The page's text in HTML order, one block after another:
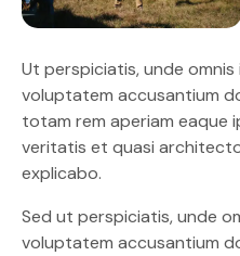
Ut perspiciatis, unde
voluptatem accusantium
totam rem aperiam eaque
veritatis et quasi
explicabo.
Sed ut perspiciatis, unde
voluptatem accusantium